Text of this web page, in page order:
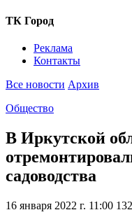
ТК Город
Реклама
Контакты
Все новости Архив
Общество
В Иркутской
садоводства
16 января 2022 г. 11:00